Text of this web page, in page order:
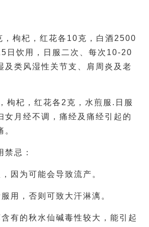
枸杞，红花各10克，白酒2500
日饮用，日服二次、每次10-20
及类风湿性关节支、肩周炎及老
杞，红花各2克，水煎服.日服
女月经不调，痛经及痛经引起的
忌：
为可能会导致流产。
，否则可致大汗淋漓。
的秋水仙碱毒性较大，能引起